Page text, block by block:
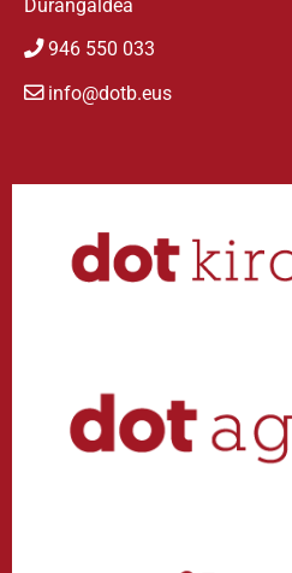
Durangaldea
946 550 033
info@dotb.eus